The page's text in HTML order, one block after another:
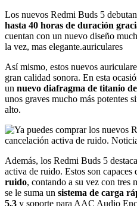
Los nuevos Redmi Buds 5
hasta 40 horas de duración
cuentan con un nuevo diseño
la vez, mas elegante.auriculares
Así mismo, estos nuevos
gran calidad sonora. En esta
un nuevo diafragma de titanio
unos graves mucho más potentes
alto.
Además, los Redmi Buds 5
activa de ruido. Estos son capaces
ruido, contando a su vez con tres
se le suma un sistema de carga
5.3 y soporte para AAC Audio